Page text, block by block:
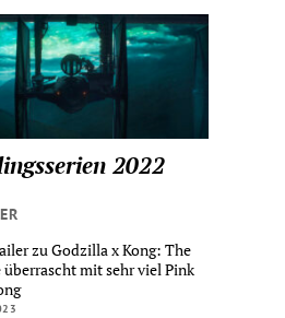
2022
zu Godzilla x Kong: The
überrascht mit sehr viel Pink